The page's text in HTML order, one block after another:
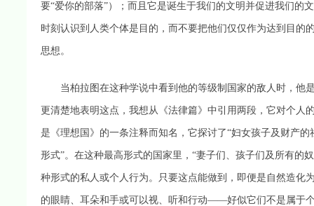
要“爱你的部落”）；而且它是诞生于我们的文明并促进我们的
时刻认识到人类个体是目的，而不要把他们仅仅作为达到目的
思想。
当柏拉图在这种学说中看到他的等级制国家的敌人时，他
更清楚地表明这点，我想从《法律篇》中引用两段，它对个
是《理想国》的一条注释而知名，它探讨了“妇女孩子及财产
形式”。在这种最高形式的国家里，“妻子们、孩子们及所有的
种形式的私人或个人行为。只要这点能做到，即便是自然造化
的眼睛、耳朵和手或可以视、听和行动——好似它们不是属于